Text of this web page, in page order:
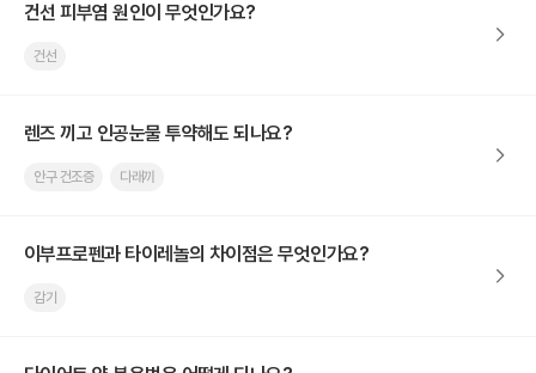
건선 피부염 원인이 무엇인가요?
건선
렌즈 끼고 인공눈물 투약해도 되나요?
안구 건조증 다래끼
이부프로펜과 타이레놀의 차이점은 무엇인가요?
감기